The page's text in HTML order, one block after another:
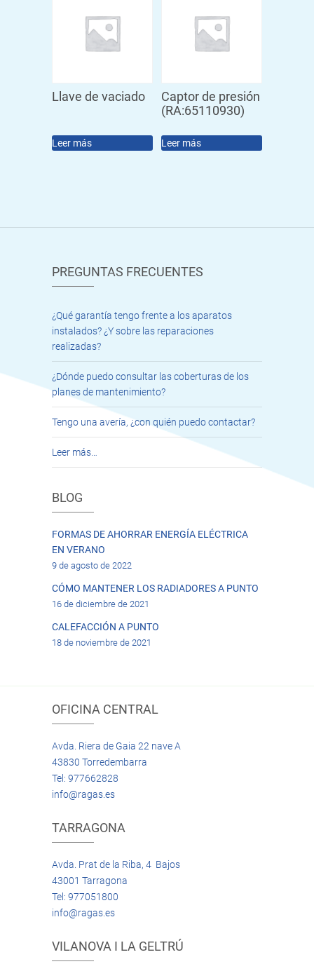
Llave de vaciado
Leer más
Captor de presión
(RA:65110930)
Leer más
PREGUNTAS FRECUENTES
¿Qué garantía tengo frente a los aparatos
instalados? ¿Y sobre las reparaciones
realizadas?
¿Dónde puedo consultar las coberturas de los
planes de mantenimiento?
Tengo una avería, ¿con quién puedo contactar?
Leer más…
BLOG
FORMAS DE AHORRAR ENERGÍA ELÉCTRICA
EN VERANO
9 de agosto de 2022
CÓMO MANTENER LOS RADIADORES A PUNTO
16 de diciembre de 2021
CALEFACCIÓN A PUNTO
18 de noviembre de 2021
OFICINA CENTRAL
Avda. Riera de Gaia 22 nave A
43830 Torredembarra
Tel: 977662828
info@ragas.es
TARRAGONA
Avda. Prat de la Riba, 4 Bajos
43001 Tarragona
Tel: 977051800
info@ragas.es
VILANOVA I LA GELTRÚ